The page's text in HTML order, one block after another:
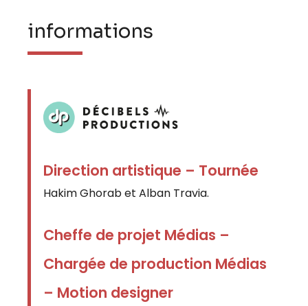
informations
Direction artistique – Tournée
Hakim Ghorab et Alban Travia.
Cheffe de projet Médias –
Chargée de production Médias
– Motion designer